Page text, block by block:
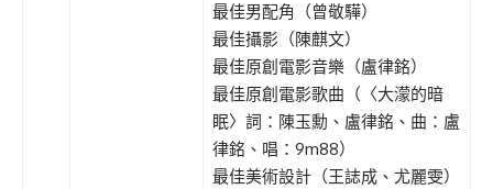
最佳男配角（曾敬驊）
最佳攝影（陳麒文）
最佳原創電影音樂（盧律銘）
最佳原創電影歌曲（〈大濛的暗
眠〉詞：陳玉勳、盧律銘、曲：盧
律銘、唱：9m88）
最佳美術設計（王誌成、尤麗雯）